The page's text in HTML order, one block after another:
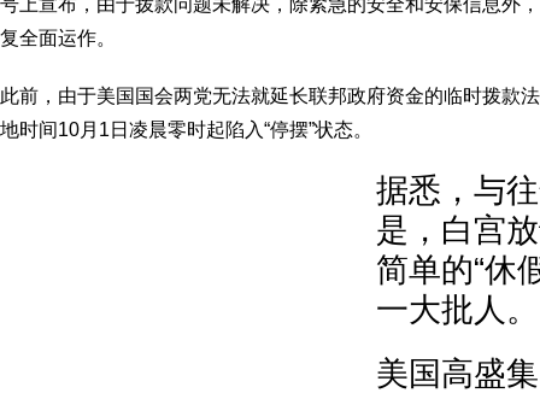
号上宣布，由于拨款问题未解决，除紧急的安全和安保信息外
复全面运作。
此前，由于美国国会两党无法就延长联邦政府资金的临时拨款
地时间10月1日凌晨零时起陷入“停摆”状态。
据悉，与
是，白宫
简单的“休
一大批人。
美国高盛